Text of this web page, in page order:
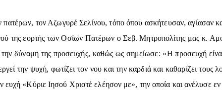
τον Αζωγυρέ Σελίνου, τόπο όπου ασκήτευσαν, αγίασαν
της εορτής των Οσίων Πατέρων ο Σεβ. Μητροπολίτης μας κ.
δύναμη της προσευχής, καθώς ως σημείωσε: «Η προσευχή είναι
την ψυχή, φωτίζει τον νου και την καρδιά και καθαρίζει
ευχή «Κύριε Ιησού Χριστέ ελέησον με», την οποία και ανέλυσε